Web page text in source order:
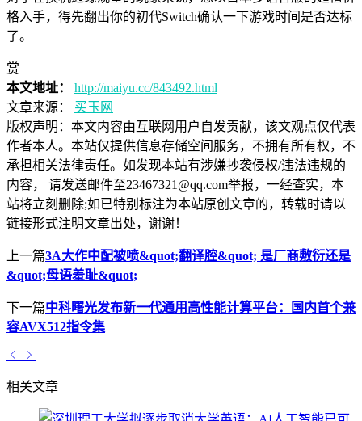
格入手，得先翻出你的初代Switch确认一下游戏时间是否达标
了。
赏
本文地址：
http://maiyu.cc/843492.html
文章来源：
买玉网
版权声明： 本文内容由互联网用户自发贡献，该文观点仅代表
作者本人。本站仅提供信息存储空间服务，不拥有所有权，不
承担相关法律责任。如发现本站有涉嫌抄袭侵权/违法违规的
内容， 请发送邮件至23467321@qq.com举报，一经查实，本
站将立刻删除;如已特别标注为本站原创文章的，转载时请以
链接形式注明文章出处，谢谢！
上一篇3A大作中配被喷&quot;翻译腔&quot; 是厂商敷衍还是
&quot;母语羞耻&quot;
下一篇中科曙光发布新一代通用高性能计算平台：国内首个兼
容AVX512指令集
相关文章